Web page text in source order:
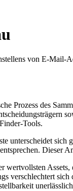
von E-
Prozess des
Tools.
unterscheidet sich
entsprechen. Dieser
wertvollsten
verschlechtert